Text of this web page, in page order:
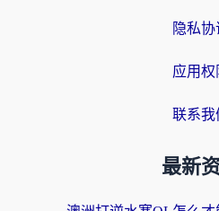
隐私协
应用权
联系我
最新